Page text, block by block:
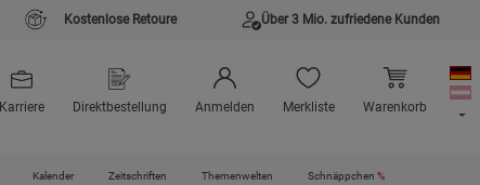
Kostenlose Retoure Über 3 Mio. zufriedene Kunden
Karriere Direktbestellung Anmelden Merkliste Warenkorb
Kalender Zeitschriften Themenwelten Schnäppchen %